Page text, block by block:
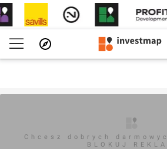
Chcesz dobrych
BLOKUJ